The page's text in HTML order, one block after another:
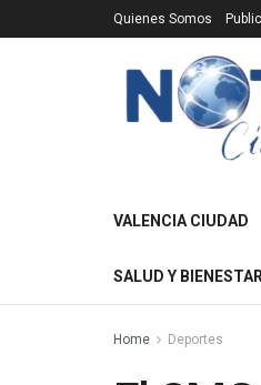
Quienes Somos
VALENCIA CIUDAD
SALUD Y BIENESTAR
Home Deportes